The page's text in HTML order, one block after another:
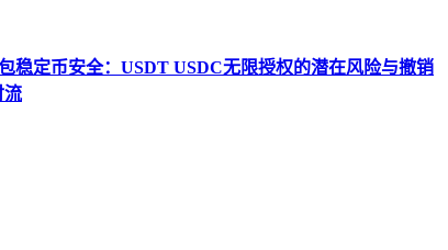
稳定币安全：USDT USDC无限授权的潜在风险与撤销
流